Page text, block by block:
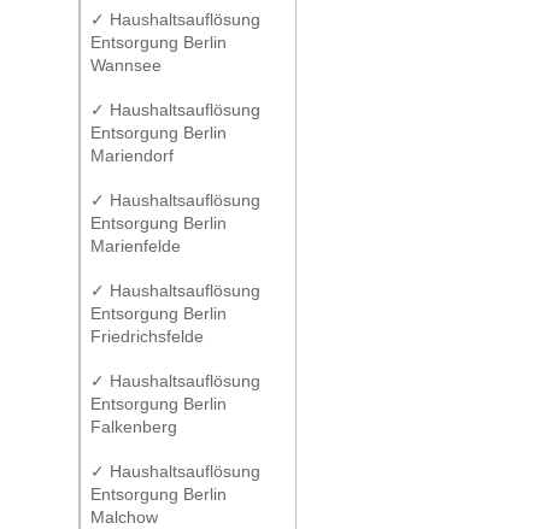
✓ Haushaltsauflösung
Entsorgung Berlin
Wannsee
✓ Haushaltsauflösung
Entsorgung Berlin
Mariendorf
✓ Haushaltsauflösung
Entsorgung Berlin
Marienfelde
✓ Haushaltsauflösung
Entsorgung Berlin
Friedrichsfelde
✓ Haushaltsauflösung
Entsorgung Berlin
Falkenberg
✓ Haushaltsauflösung
Entsorgung Berlin
Malchow